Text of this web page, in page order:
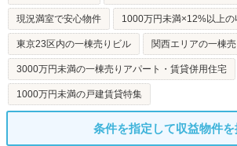
現況満室で安心物件 1000万円未満×12%以上の
東京23区内の一棟売りビル 関西エリアの一棟
3000万円未満の一棟売りアパート・賃貸併用住宅
1000万円未満の戸建賃貸特集
条件を指定して収益物件